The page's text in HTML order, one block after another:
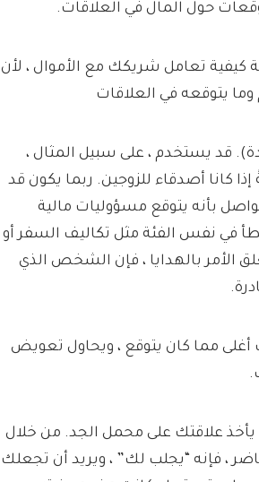
حول المال في العلاقات.
كيفية تعامل شريكك مع الأموال ، لأن
يتوقعه في العلاقات
قد يستخدم ، على سبيل المثال ،
كانا أصدقاء للزوجين. ربما يكون قد
بأنه يتوقع مسؤوليات مالية
في نفس الفئة مثل تكاليف السفر أو
الأمر بالهدايا ، فإن الشخص الذي
أغلى مما كان يتوقع ، ويحاول تعويض
يأخذ علاقتك على محمل الجد. من خلال
، فإنه “يجلب لك” ، ويريد أن تجعلك